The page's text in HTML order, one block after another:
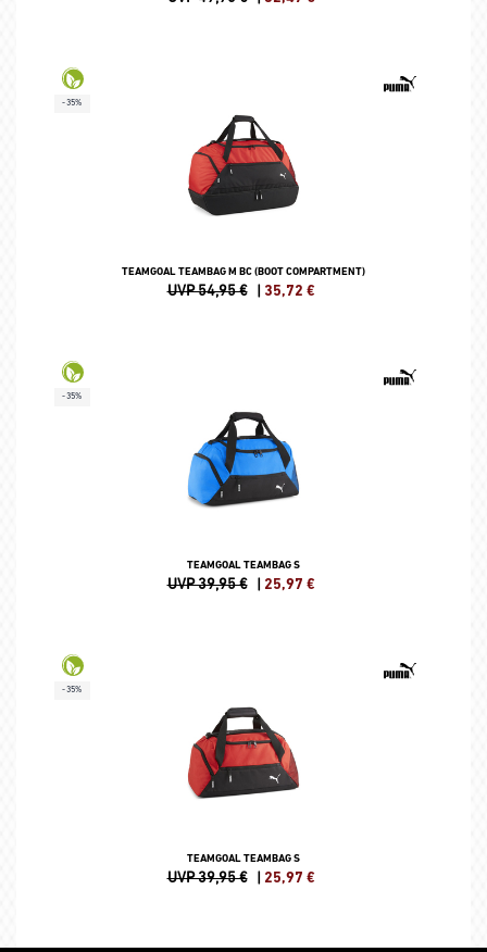
-35%
TEAMGOAL TEAMBAG M BC (BOOT COMPARTMENT)
UVP 54,95 € | 35,72 €
-35%
TEAMGOAL TEAMBAG S
UVP 39,95 € | 25,97 €
-35%
TEAMGOAL TEAMBAG S
UVP 39,95 € | 25,97 €